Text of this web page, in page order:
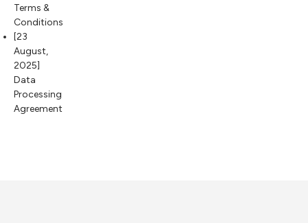
Terms &
Conditions
[23
August,
2025]
Data
Processing
Agreement